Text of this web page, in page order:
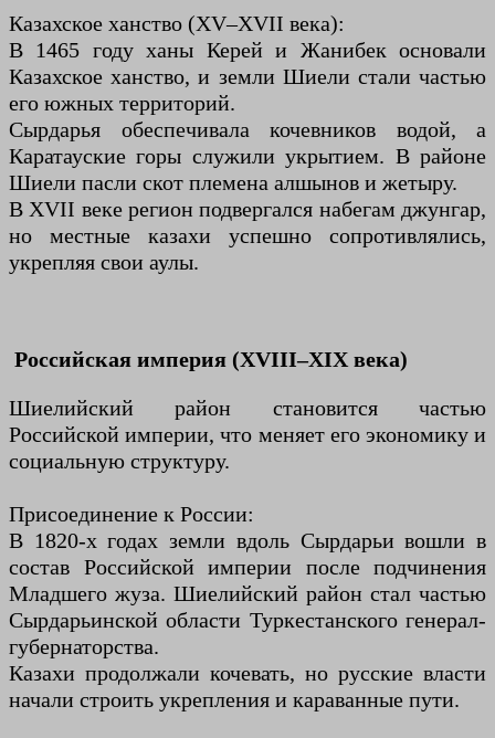
Казахское ханство (XV–XVII века):
В 1465 году ханы Керей и Жанибек основали
Казахское ханство, и земли Шиели стали частью
его южных территорий.
Сырдарья обеспечивала кочевников водой, а
Каратауские горы служили укрытием. В районе
Шиели пасли скот племена алшынов и жетыру.
В XVII веке регион подвергался набегам джунгар,
но местные казахи успешно сопротивлялись,
укрепляя свои аулы.
Российская империя (XVIII–XIX века)
Шиелийский район становится частью
Российской империи, что меняет его экономику и
социальную структуру.
Присоединение к России:
В 1820-х годах земли вдоль Сырдарьи вошли в
состав Российской империи после подчинения
Младшего жуза. Шиелийский район стал частью
Сырдарьинской области Туркестанского генерал-
губернаторства.
Казахи продолжали кочевать, но русские власти
начали строить укрепления и караванные пути.